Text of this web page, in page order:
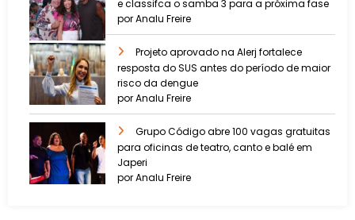
e classifca o samba 3 para a próxima fase
por Analu Freire
Projeto aprovado na Alerj fortalece
resposta do SUS antes do período de maior
risco da dengue
por Analu Freire
Grupo Código abre 100 vagas gratuitas
para oficinas de teatro, canto e balé em
Japeri
por Analu Freire